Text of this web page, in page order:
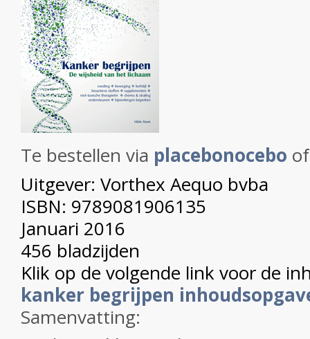
Te bestellen via placebonocebo
Uitgever: Vorthex Aequo bvba
ISBN: 9789081906135
Januari 2016
456 bladzijden
Klik op de volgende link voor de
kanker begrijpen
Samenvatting: